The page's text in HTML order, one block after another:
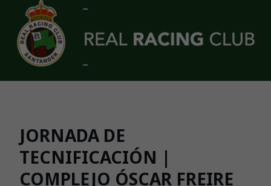
Skip to main content
JORNADA DE
TECNIFICACIÓN |
COMPLEJO ÓSCAR FREIRE